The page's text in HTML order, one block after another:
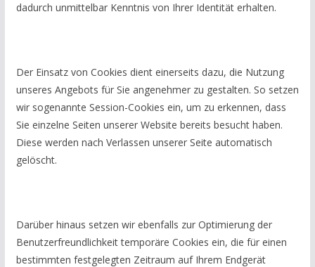
dadurch unmittelbar Kenntnis von Ihrer Identität erhalten.
Der Einsatz von Cookies dient einerseits dazu, die Nutzung
unseres Angebots für Sie angenehmer zu gestalten. So setzen
wir sogenannte Session-Cookies ein, um zu erkennen, dass
Sie einzelne Seiten unserer Website bereits besucht haben.
Diese werden nach Verlassen unserer Seite automatisch
gelöscht.
Darüber hinaus setzen wir ebenfalls zur Optimierung der
Benutzerfreundlichkeit temporäre Cookies ein, die für einen
bestimmten festgelegten Zeitraum auf Ihrem Endgerät